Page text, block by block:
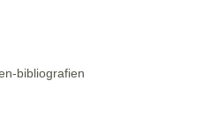
bibliografien